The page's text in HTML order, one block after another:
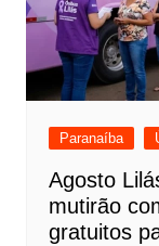
Paranaíba
Agosto
mutirão
gratuitos